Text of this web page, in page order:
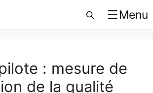
☰Menu
: mesure de
de la qualité